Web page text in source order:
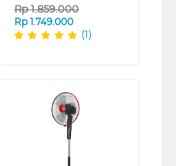
Rp1.859.000
Rp 1.749.000
(1)